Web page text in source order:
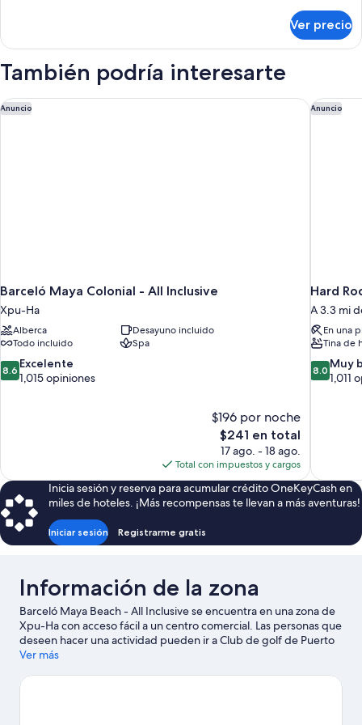
Ver precio
También podría interesarte
Anuncio
Barceló Maya Colonial - All Inclusive
Xpu-Ha
Alberca
Desayuno incluido
Todo incluido
Spa
8.6
de
8.6 Excelente
1,015 opiniones
$196 por noche
El
precio
actual
es
de
$241
$241 en total
17 ago. - 18 ago.
Total con impuestos y cargos
Barceló Maya Colonial - All Inclusive Anuncio
A 3.3 mi
En una
Tina de
8.0
de
8.0 Muy
1,011
Hard
Inicia sesión y reserva para acumular crédito OneKeyCash en
miles de hoteles. ¡Más recompensas te llevan a más aventuras!
Iniciar sesión Registrarme gratis
Información de la zona
Barceló Maya Beach - All Inclusive se encuentra en una zona de
Xpu-Ha con acceso fácil a un centro comercial. Las personas que
deseen hacer una actividad pueden ir a Club de golf de Puerto
Aventuras y Marina de Puerto Aventuras, mientras que quienes
Ecopark Kantun Chi y Cenote Cristalino. También puedes darte
Ver más